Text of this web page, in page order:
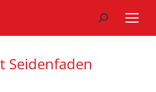
Search:
Seidenfaden